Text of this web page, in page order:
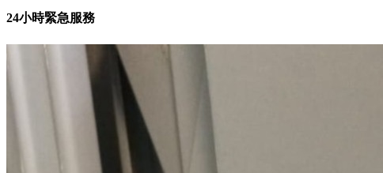
24小時緊急服務